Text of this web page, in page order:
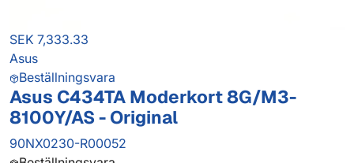
SEK 7,333.33
Asus
Beställningsvara
Asus C434TA Moderkort 8G/M3-
8100Y/AS - Original
90NX0230-R00052